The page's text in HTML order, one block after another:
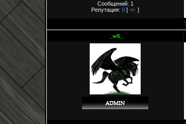
Сообщений: 1
Репутация: 0 [ +/- ]
_wS_